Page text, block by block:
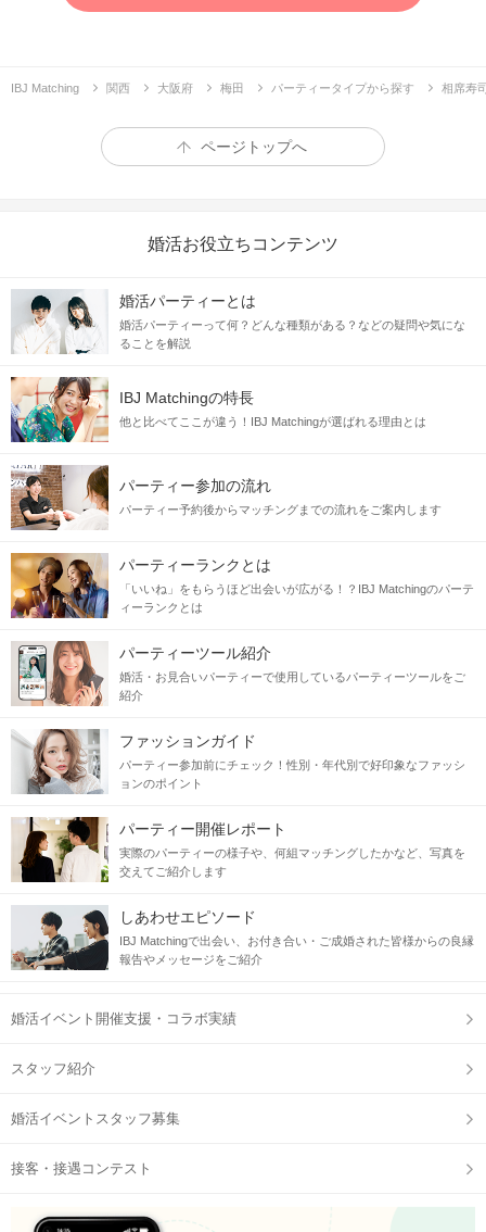
IBJ Matching 関西 大阪府 梅田 パーティータイプから探す 相席寿
ページトップへ
婚活お役立ちコンテンツ
婚活パーティーとは
婚活パーティーって何？どんな種類がある？などの疑問や気にな
ることを解説
IBJ Matchingの特長
他と比べてここが違う！IBJ Matchingが選ばれる理由とは
パーティー参加の流れ
パーティー予約後からマッチングまでの流れをご案内します
パーティーランクとは
「いいね」をもらうほど出会いが広がる！？IBJ Matchingのパーテ
ィーランクとは
パーティーツール紹介
婚活・お見合いパーティーで使用しているパーティーツールをご
紹介
ファッションガイド
パーティー参加前にチェック！性別・年代別で好印象なファッシ
ョンのポイント
パーティー開催レポート
実際のパーティーの様子や、何組マッチングしたかなど、写真を
交えてご紹介します
しあわせエピソード
IBJ Matchingで出会い、お付き合い・ご成婚された皆様からの良縁
報告やメッセージをご紹介
婚活イベント開催支援・コラボ実績
スタッフ紹介
婚活イベントスタッフ募集
接客・接遇コンテスト